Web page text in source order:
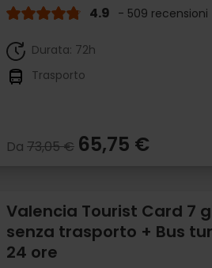
4.9 - 509 recensioni
Durata: 72h
Trasporto
Da 73,05 € 65,75 €
Valencia Tourist Card 7
senza trasporto + Bus
24 ore